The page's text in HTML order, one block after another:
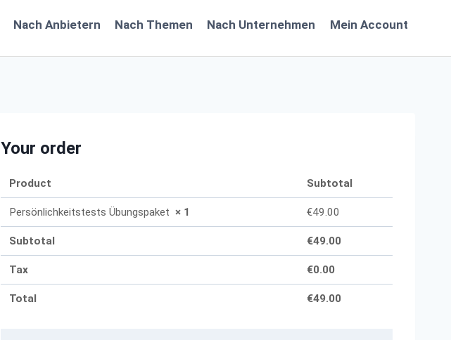
Nach Anbietern Nach Themen Nach Unternehmen Mein Account
Your order
Product Subtotal
Persönlichkeitstests Übungspaket × 1 €49.00
Subtotal €49.00
Tax €0.00
Total €49.00